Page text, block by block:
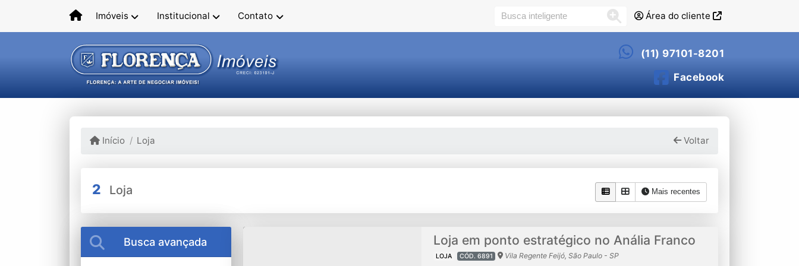
Imóveis Institucional Contato Área do cliente
(11) 97101-8201
Facebook
Início Loja Voltar
2 Loja Mais recentes
Busca avançada Loja em ponto estratégico no Anália Franco
LOJA CÓD. 6891 Vila Regente Feijó, São Paulo - SP